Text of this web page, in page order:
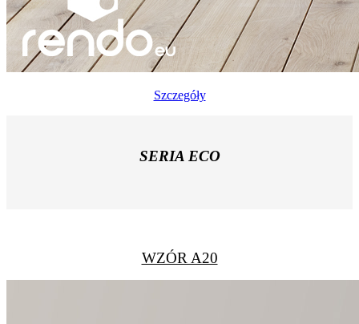
Szczegóły
SERIA ECO
WZÓR A20